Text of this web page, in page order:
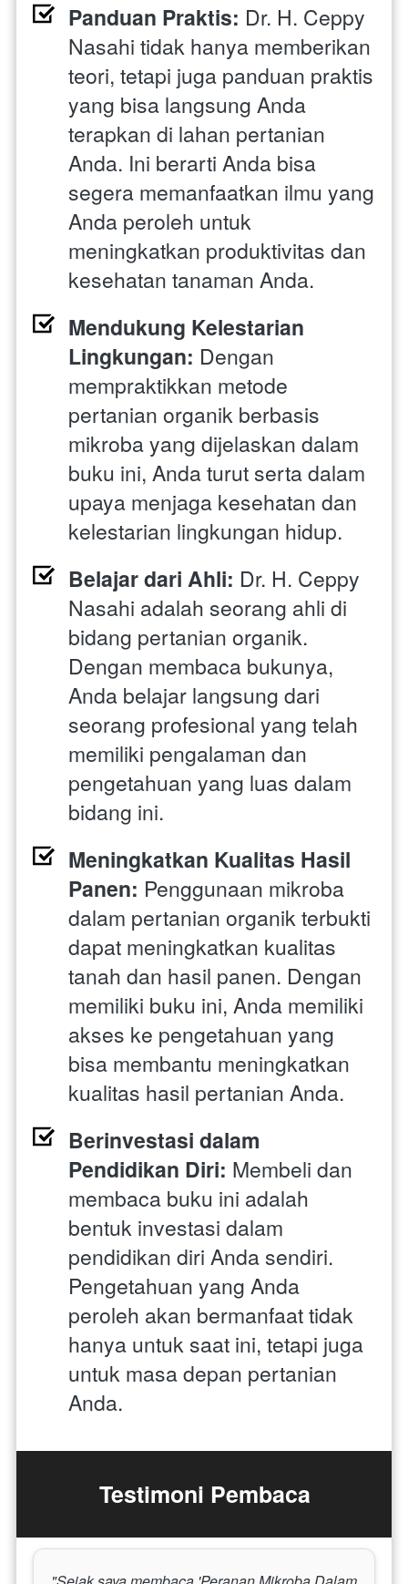
Panduan Praktis: Dr. H. Ceppy
Nasahi tidak hanya memberikan
teori, tetapi juga panduan praktis
yang bisa langsung Anda
terapkan di lahan pertanian
Anda. Ini berarti Anda bisa
segera memanfaatkan ilmu yang
Anda peroleh untuk
meningkatkan produktivitas dan
kesehatan tanaman Anda.
Mendukung Kelestarian
Lingkungan: Dengan
mempraktikkan metode
pertanian organik berbasis
mikroba yang dijelaskan dalam
buku ini, Anda turut serta dalam
upaya menjaga kesehatan dan
kelestarian lingkungan hidup.
Belajar dari Ahli: Dr. H. Ceppy
Nasahi adalah seorang ahli di
bidang pertanian organik.
Dengan membaca bukunya,
Anda belajar langsung dari
seorang profesional yang telah
memiliki pengalaman dan
pengetahuan yang luas dalam
bidang ini.
Meningkatkan Kualitas Hasil
Panen: Penggunaan mikroba
dalam pertanian organik terbukti
dapat meningkatkan kualitas
tanah dan hasil panen. Dengan
memiliki buku ini, Anda memiliki
akses ke pengetahuan yang
bisa membantu meningkatkan
kualitas hasil pertanian Anda.
Berinvestasi dalam
Pendidikan Diri: Membeli dan
membaca buku ini adalah
bentuk investasi dalam
pendidikan diri Anda sendiri.
Pengetahuan yang Anda
peroleh akan bermanfaat tidak
hanya untuk saat ini, tetapi juga
untuk masa depan pertanian
Anda.
Testimoni Pembaca